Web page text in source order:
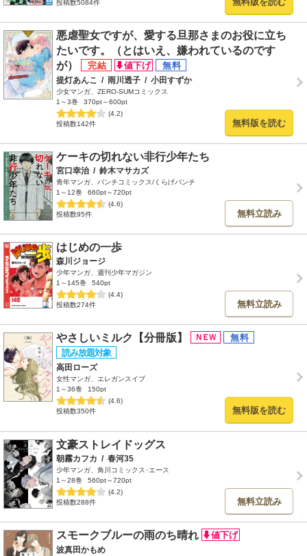
投稿数5084件
悪虐聖女ですが、愛する旦那さまのお役に立ち
たいです。（とはいえ、嫌われているのです
が）
提灯あんこ / 雨川透子 / 小田すずか
少女マンガ、ZERO-SUMコミックス
1～3巻
370pt～600pt
(4.2)
投稿数142件
無料版を読む
ケーキの切れない非行少年たち
宮口幸治 / 鈴木マサカズ
青年マンガ、バンチコミックス/くらげバンチ
1～12巻
660pt～720pt
(4.6)
投稿数95件
無料立読み
はじめの一歩
森川ジョージ
少年マンガ、週刊少年マガジン
1～145巻
540pt
(4.4)
投稿数274件
無料立読み
やさしいミルク【分冊版】
高田ローズ
女性マンガ、エレガンスイブ
1～36巻
150pt
(4.6)
投稿数350件
無料版を読む
文豪ストレイドッグス
朝霧カフカ / 春河35
少年マンガ、角川コミックス･エース
1～28巻
560pt～720pt
(4.2)
投稿数288件
無料立読み
スモークブルーの雨のち晴れ
波真田かもめ